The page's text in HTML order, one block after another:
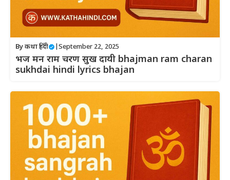
Byकथा हिंदी September 22, 2025
भज मन राम चरण सुख दायी bhajman ram charan
sukhdai hindi lyrics bhajan